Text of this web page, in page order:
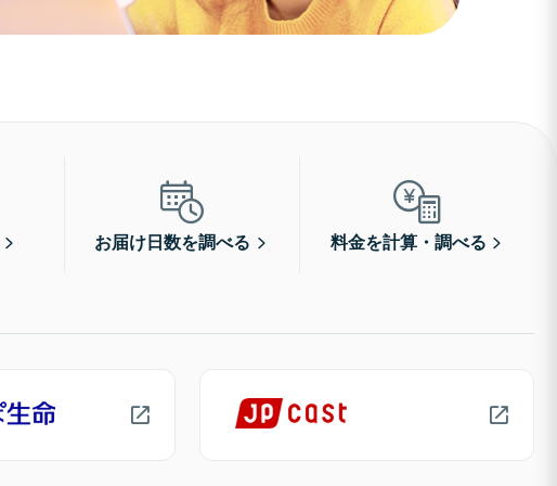
お届け日数を調べる 料金を計算・調べる